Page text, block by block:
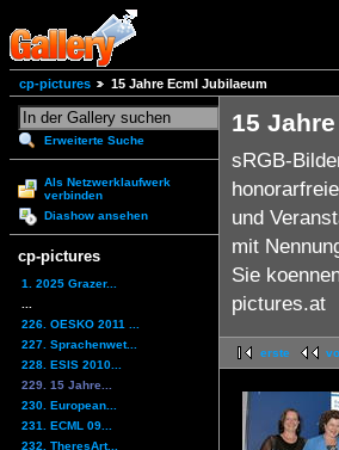
cp-pictures 15 Jahre Ecml Jubilaeum
Erweiterte Suche
Als Netzwerklaufwerk
verbinden
Diashow ansehen
cp-pictures
1. 2025 Grazer...
226. OESKO 2011 ...
227. Sprachenwet...
228. ESIS 2010...
229. 15 Jahre...
230. European...
231. ECML 09...
232. TheresArt...
15
sRGB-
und
mit
Sie
pictures.at
erste